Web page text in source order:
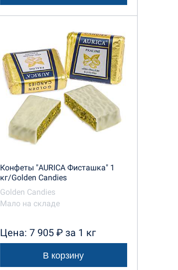
Конфеты "AURICA Фисташка" 1
кг/Golden Candies
Golden Candies
Мало на складе
Цена: 7 905 ₽ за 1 кг
В корзину